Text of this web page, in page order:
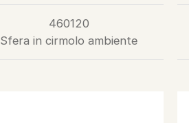
460120
Sfera in cirmolo ambiente